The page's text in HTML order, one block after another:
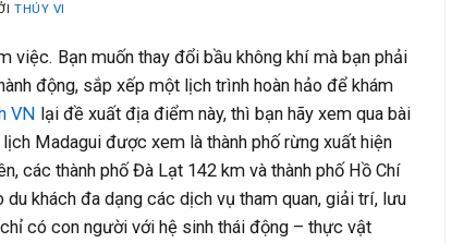
THÚY VI
việc. Bạn muốn thay đổi bầu không khí mà bạn phải
động, sắp xếp một lịch trình hoàn hảo để khám
VN lại đề xuất địa điểm này, thì bạn hãy xem qua bài
Madagui được xem là thành phố rừng xuất hiện
các thành phố Đà Lạt 142 km và thành phố Hồ Chí
khách đa dạng các dịch vụ tham quan, giải trí, lưu
có con người với hệ sinh thái động – thực vật